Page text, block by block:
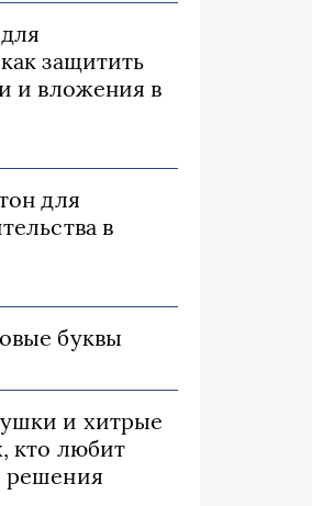
защитить
и вложения в
для
в
буквы
и хитрые
кто любит
решения